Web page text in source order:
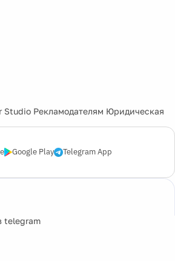
Studio Рекламодателям Юридическая
Google Play Telegram App